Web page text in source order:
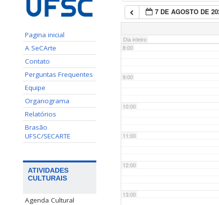
Pagina inicial
A SeCArte
Contato
Perguntas Frequentes
Equipe
Organograma
Relatórios
Brasão
UFSC/SECARTE
ATIVIDADES
CULTURAIS
Agenda Cultural
7 DE AGOSTO DE
Dia inteiro
7:00
8:00
9:00
10:00
11:00
12:00
13:00